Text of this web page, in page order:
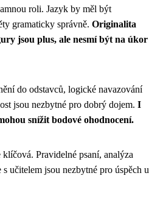
roli. Jazyk by měl být
gramaticky správně. Originalita
jsou plus, ale nesmí být na úkor
do odstavců, logické navazování
jsou nezbytné pro dobrý dojem. I
snížit bodové ohodnocení.
Pravidelné psaní, analýza
učitelem jsou nezbytné pro úspěch u